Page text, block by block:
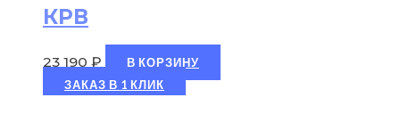
КРВ
23 190 ₽
В КОРЗИНУ
ЗАКАЗ В 1 КЛИК